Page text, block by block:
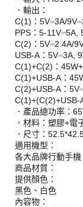
．輸出：
C(1)：5V⎓3A/
PPS：5-11V⎓5A,
C(2)：5V⎓2.4A/
USB-A：5V⎓3A,
C(1)+C(2)：
C(1)+USB-A：
C(2)+USB-A：
C(1)+(C(2)+USB-
．產品總功率：
．材料：塑膠+電
．尺寸：
適用機型：
各大品牌行動手
商品材質：
提供顏色：
黑色、白色
內容物：